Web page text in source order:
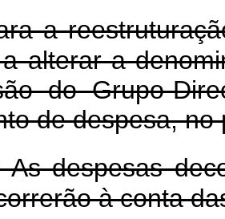
a
alterar a
do Grupo-
de despesa,
As despesas
à conta